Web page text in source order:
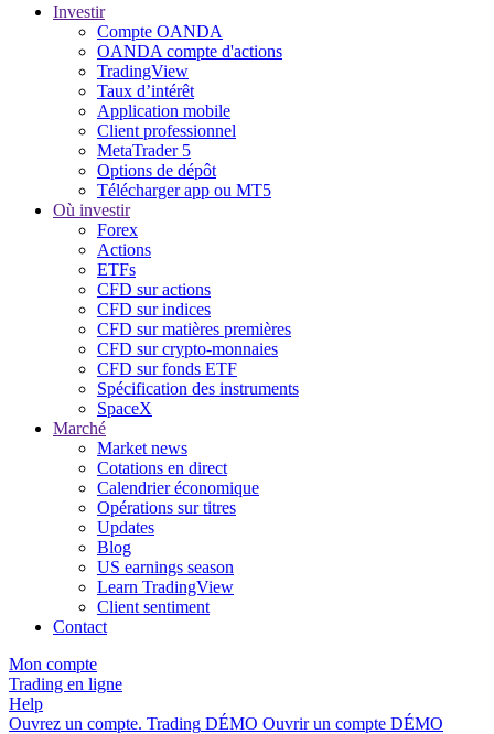
Investir
Compte OANDA
OANDA compte d'actions
TradingView
Taux d’intérêt
Application mobile
Client professionnel
MetaTrader 5
Options de dépôt
Télécharger app ou MT5
Où investir
Forex
Actions
ETFs
CFD sur actions
CFD sur indices
CFD sur matières premières
CFD sur crypto-monnaies
CFD sur fonds ETF
Spécification des instruments
SpaceX
Marché
Market news
Cotations en direct
Calendrier économique
Opérations sur titres
Updates
Blog
US earnings season
Learn TradingView
Client sentiment
Contact
Mon compte
Trading en ligne
Help
Ouvrez un compte. Trading DÉMO Ouvrir un compte DÉMO